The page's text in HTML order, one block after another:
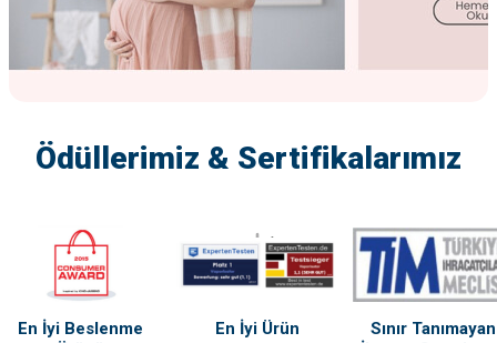
Ödüllerimiz & Sertifikalarımız
En İyi Beslenme
En İyi Ürün
Sınır Tanımayan